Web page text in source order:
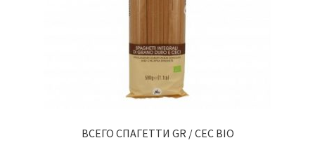
ВСЕГО СПАГЕТТИ GR / CEC BIO